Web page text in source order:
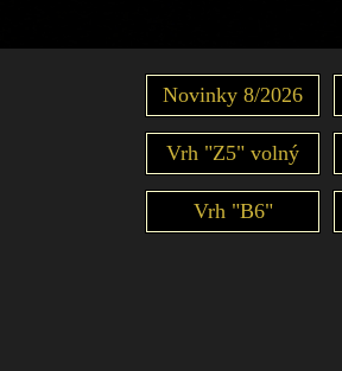
Novinky 8/2026
Vrh "Z5" volný
Vrh "B6"